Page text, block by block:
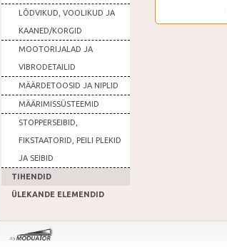
LÕDVIKUD, VOOLIKUD JA
KAANED/KORGID
MOOTORIJALAD JA
VIBRODETAILID
MÄÄRDETOOSID JA NIPLID
MÄÄRIMISSÜSTEEMID
STOPPERSEIBID,
FIKSTAATORID, PEILI PLEKID
JA SEIBID
TIHENDID
ÜLEKANDE ELEMENDID